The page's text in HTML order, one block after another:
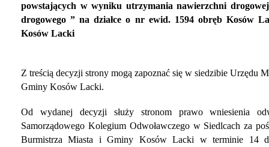
powstających w wyniku utrzymania nawierzchni
drogowego ” na działce o nr ewid. 1594 obręb Kosów
Kosów Lacki
Z treścią decyzji strony mogą zapoznać się w siedzibie Urzędu
Gminy Kosów Lacki.
Od wydanej decyzji służy stronom prawo wniesienia
Samorządowego Kolegium Odwoławczego w Siedlcach za
Burmistrza Miasta i Gminy Kosów Lacki w terminie 14